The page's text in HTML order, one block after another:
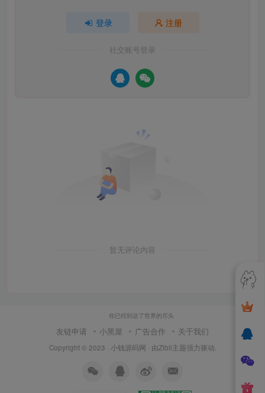
登录 注册
社交账号登录
暂无评论内容
你已经到达了世界的尽头
友链申请 小黑屋 广告合作 关于我们
Copyright © 2023 · 小钱源码网 · 由Zibll主题强力驱动.